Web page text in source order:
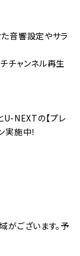
音響設定やサラ
チャンネル再生
U-NEXTの【プレ
実施中！
がございます。予